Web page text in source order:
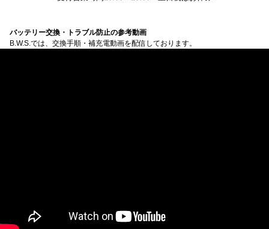
バッテリー交換・トラブル防止の参考動画
B.W.S.では、交換手順・補充電動画を配信しております。